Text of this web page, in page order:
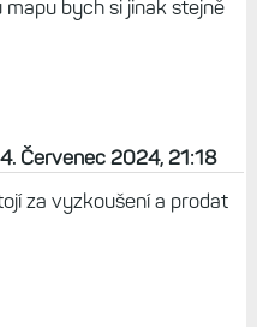
bych si jinak stejně
Červenec 2024, 21:18
za vyzkoušení a prodat